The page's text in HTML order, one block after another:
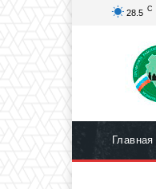
28.5 C
Главная